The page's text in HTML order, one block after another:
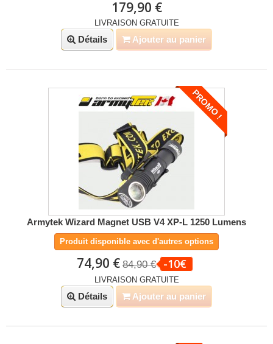
179,90 €
LIVRAISON GRATUITE
Détails Ajouter au panier
PROMO !
Armytek Wizard Magnet USB V4 XP-L 1250 Lumens
Produit disponible avec d'autres options
74,90 € 84,90 € -10€
LIVRAISON GRATUITE
Détails Ajouter au panier